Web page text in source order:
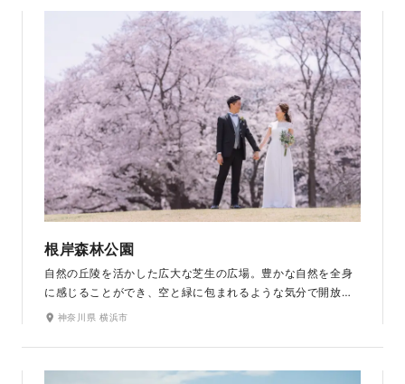
折々の景観が美しいロケ地です。
根岸森林公園
自然の丘陵を活かした広大な芝生の広場。豊かな自然を全身
に感じることができ、空と緑に包まれるような気分で開放的
なロケーションを楽しんでいただけます。春には約400本も
まな樹木が四季折々に色づき、一年を通して素敵な景色を見
せてくれます。
神奈川県 横浜市